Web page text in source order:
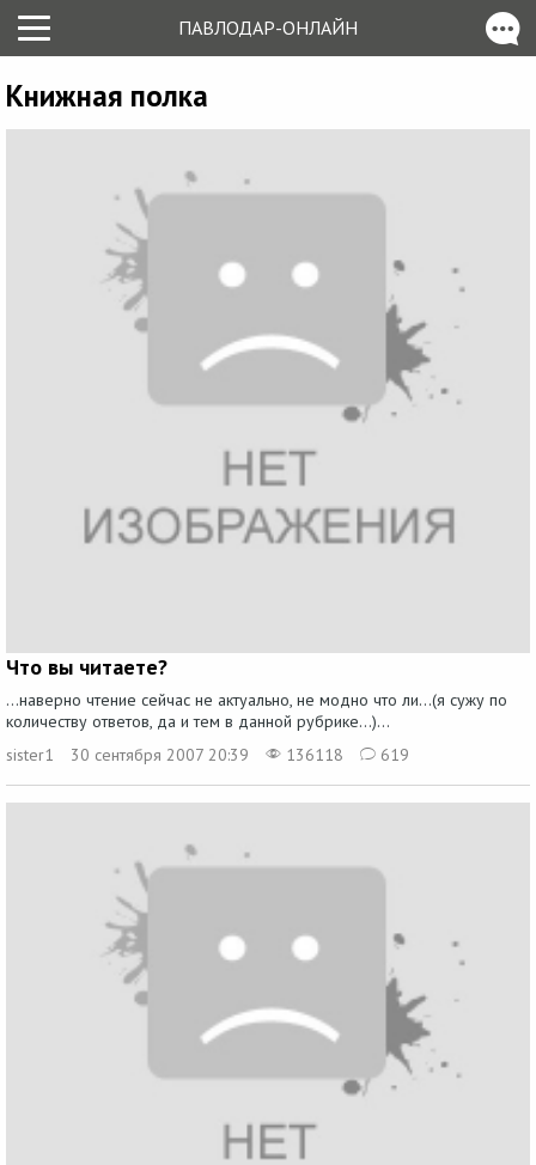
ПАВЛОДАР-ОНЛАЙН
Книжная полка
Что вы читаете?
...наверно чтение сейчас не актуально, не модно что ли...(я сужу по
количеству ответов, да и тем в данной рубрике...)...
sister1
30 сентября 2007 20:39 136118 619